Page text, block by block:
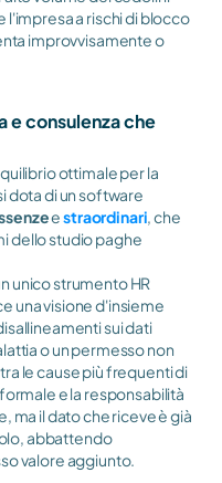
a rischi di blocco
improvvisamente o
consulenza che
ottimale per la
dota di un software
e straordinari, che
dello studio paghe
unico strumento HR
una visione d'insieme
sui dati
o un permesso non
le cause più frequenti di
e la responsabilità
ma il dato che riceve è già
abbattendo
valore aggiunto.